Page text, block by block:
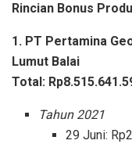
Rincian Bonus
1. PT Pertamina
Lumut Balai
Total:
Tahun 2021
29 Juni: